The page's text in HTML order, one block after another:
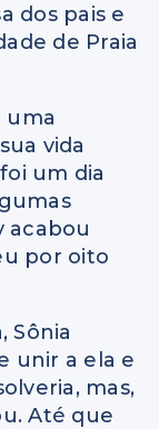
dos pais e
de Praia
uma
vida
um dia
acabou
por oito
Sônia
unir a ela e
mas,
Até que